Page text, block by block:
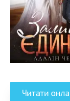
Читати